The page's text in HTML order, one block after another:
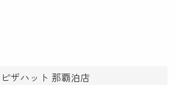
ピザハット 那覇泊店